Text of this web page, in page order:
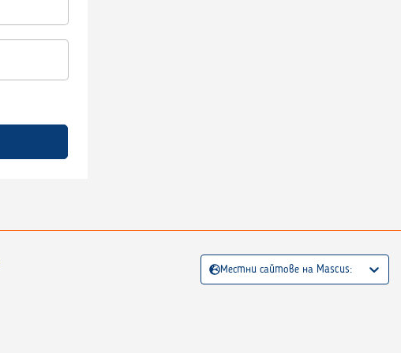
Местни сайтове на Mascus: